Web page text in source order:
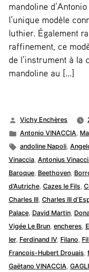
mandoline
l’unique modèle
luthier. Également
raffinement, ce
de l’instrument à la
mandoline au […]
Publié
par
Vichy Enchères
Publié
dans
Antonio VINACCIA,
Étiquettes :
andoline Napoli,
Vinaccia, Antonius
Baroque, Beethoven,
d’Autriche, Cazes le Fils,
Charles III, Charles III
Palace, David Martin,
Vigée Le Brun, encheres,
Ier, Ferdinand IV, Filano,
Francois-Hubert Drouais,
Gaëtano VINACCIA,